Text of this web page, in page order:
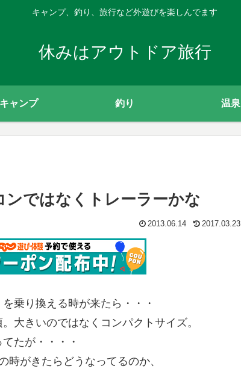
キャンプ、釣り、旅行など外遊びを楽しんでます
休みはアウトドア旅行
キャンプ 釣り 温泉
ではなくトレーラーかな
2013.06.14 2017.03.23
乗り換える時が来たら・・・
大きいのではなくコンパクトサイズ。
たが・・・・
時がきたらどうなってるのか、